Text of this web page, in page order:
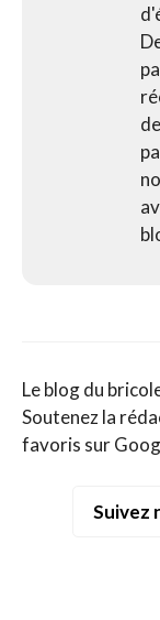
Le blog du
Soutenez la
favoris sur
Suivez